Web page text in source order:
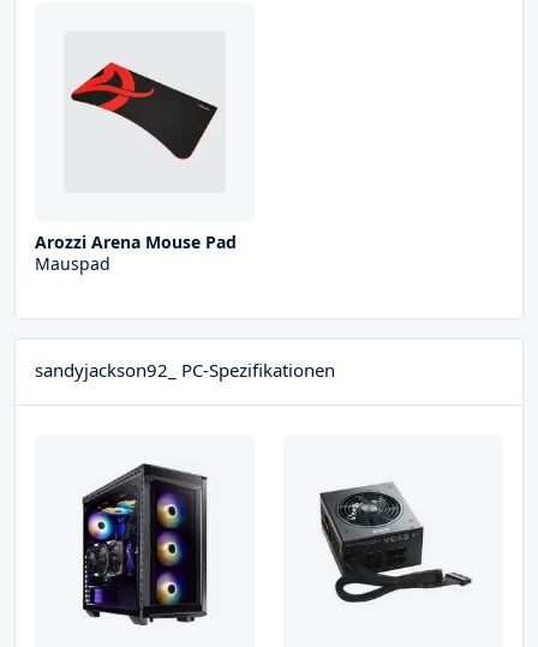
Arozzi Arena Mouse Pad
Mauspad
sandyjackson92_ PC-Spezifikationen